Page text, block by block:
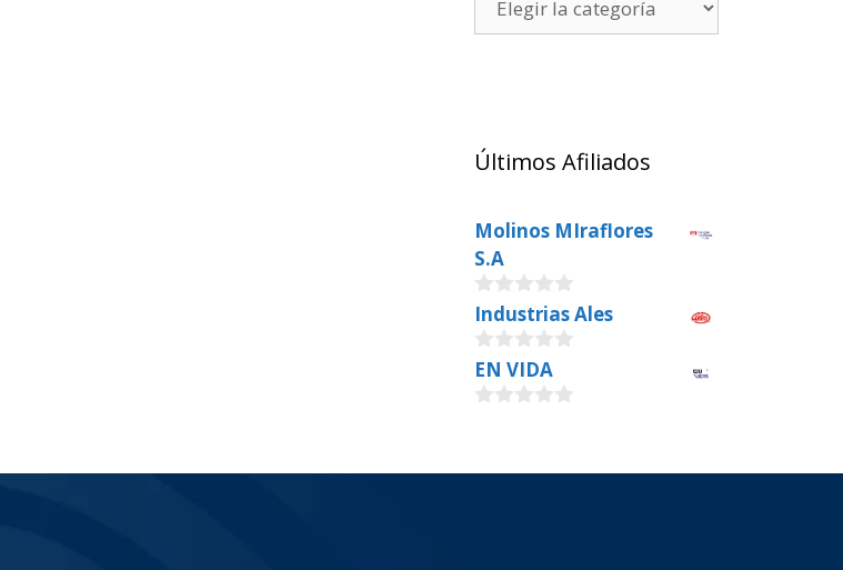
Últimos Afiliados
Molinos MIraflores
S.A
0
o
u
t
o
f
Industrias Ales
0
o
u
5
EN VIDA
t